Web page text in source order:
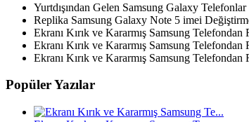
Yurtdışından Gelen Samsung Galaxy
Replika Samsung Galaxy Note 5 imei
Ekranı Kırık ve Kararmış Samsung
Ekranı Kırık ve Kararmış Samsung
Ekranı Kırık ve Kararmış Samsung
Popüler Yazılar